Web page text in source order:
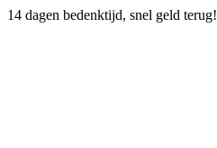
14 dagen bedenktijd, snel geld terug!